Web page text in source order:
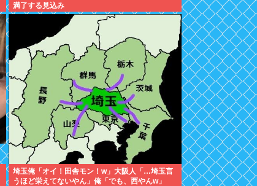
満了する見込み
埼玉俺「オイ！田舎モン！w」大阪人「…埼玉言
うほど栄えてないやん」俺「でも、西やんw」